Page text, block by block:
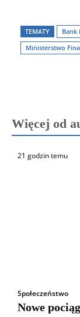
TEMATY Bank
Ministerstwo
Więcej od
21 godzin temu
Społeczeństwo
Nowe